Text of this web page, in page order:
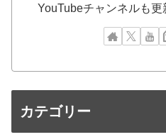
YouTubeチャンネルも更
カテゴリー